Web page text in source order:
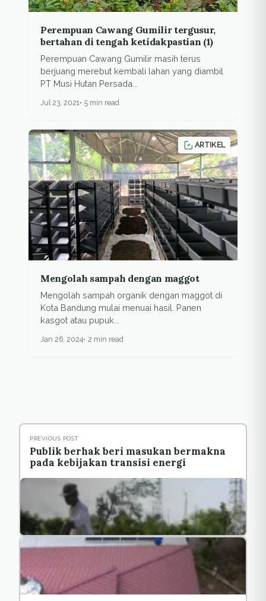
Perempuan Cawang Gumilir tergusur,
bertahan di tengah ketidakpastian (1)
Perempuan Cawang Gumilir masih terus
berjuang merebut kembali lahan yang diambil
PT Musi Hutan Persada...
Jul 23, 2021 5 min read
ARTIKEL
Mengolah sampah dengan maggot
Mengolah sampah organik dengan maggot di
Kota Bandung mulai menuai hasil. Panen
kasgot atau pupuk...
Jan 26, 2024 2 min read
PREVIOUS POST
Publik berhak beri masukan bermakna
pada kebijakan transisi energi